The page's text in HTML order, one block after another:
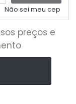
preços e
Não sei meu cep